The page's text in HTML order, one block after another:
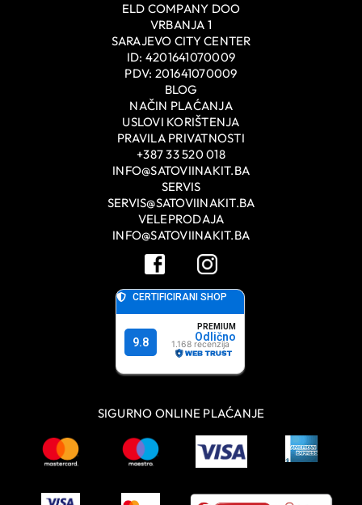
ELD COMPANY DOO
VRBANJA 1
SARAJEVO CITY CENTER
ID: 4201641070009
PDV: 201641070009
BLOG
NAČIN PLAĆANJA
USLOVI KORIŠTENJA
PRAVILA PRIVATNOSTI
+387 33 520 018
INFO@SATOVIINAKIT.BA
SERVIS
SERVIS@SATOVIINAKIT.BA
VELEPRODAJA
INFO@SATOVIINAKIT.BA
SIGURNO ONLINE PLAĆANJE